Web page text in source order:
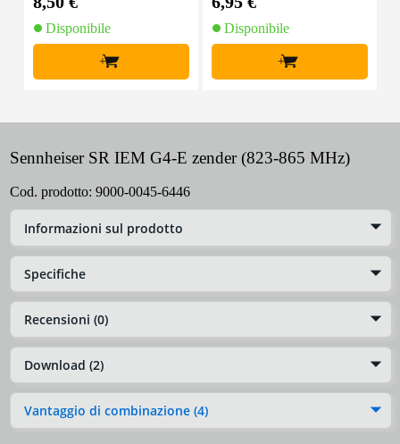
Disponibile
+
Disponibile
+
Sennheiser SR IEM G4-E zender (823-865 MHz)
Cod. prodotto: 9000-0045-6446
Informazioni sul prodotto
Specifiche
Recensioni (0)
Download (2)
Vantaggio di combinazione (4)